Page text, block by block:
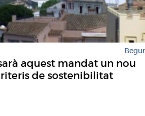
Begur
aquest mandat un nou
de sostenibilitat